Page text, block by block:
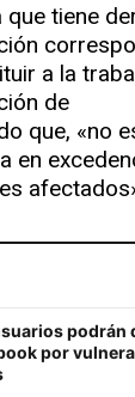
tiene
a la
de
que, «no
en
podrán
por